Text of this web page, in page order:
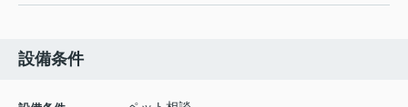
設備条件